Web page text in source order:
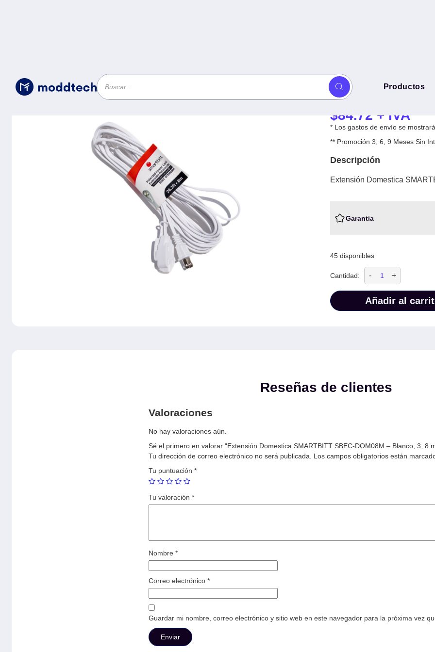
Productos
Uncategorized/Extensión Domestica SMARTBITT SBEC-DOM08M - Blanco, 3, 8 m
Extensión
DOM08M -
$84.72 + IVA
* Los gastos de envío se
** Promoción 3, 6, 9 Meses Sin
Descripción
Extensión Domestica
Garantia
45 disponibles
Cantidad: - +
Añadir al
Reseñas de clientes
Valoraciones
No hay valoraciones aún.
Sé el primero en valorar “Extensión Domestica SMARTBITT SBEC-DOM08M – Blanco, 3, 8
Tu dirección de correo electrónico no será publicada.
Los campos obligatorios están
Tu puntuación *
Tu valoración *
Nombre *
Correo electrónico *
Guardar mi nombre, correo electrónico y sitio web en este navegador para la próxima vez